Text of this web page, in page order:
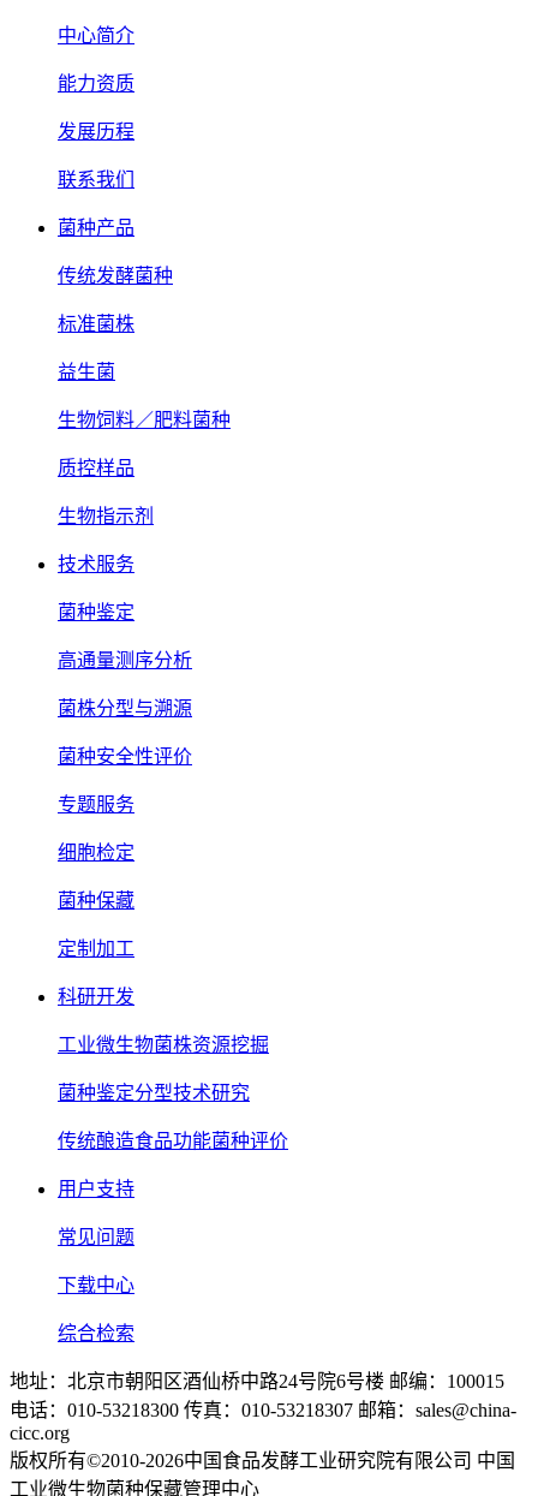
中心简介
能力资质
发展历程
联系我们
菌种产品
传统发酵菌种
标准菌株
益生菌
生物饲料／肥料菌种
质控样品
生物指示剂
技术服务
菌种鉴定
高通量测序分析
菌株分型与溯源
菌种安全性评价
专题服务
细胞检定
菌种保藏
定制加工
科研开发
工业微生物菌株资源挖掘
菌种鉴定分型技术研究
传统酿造食品功能菌种评价
用户支持
常见问题
下载中心
综合检索
地址：北京市朝阳区酒仙桥中路24号院6号楼 邮编：100015
电话：010-53218300 传真：010-53218307 邮箱：sales@china-
cicc.org
版权所有©2010-2026中国食品发酵工业研究院有限公司 中国
工业微生物菌种保藏管理中心